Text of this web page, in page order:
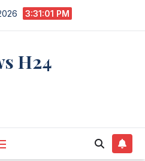
3:31:02 PM
H24